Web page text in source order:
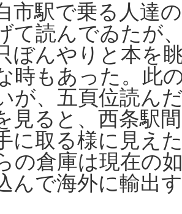
市駅で乗る人達
て読んでゐたが
ぼんやりと本を
時もあった。此
が、五頁位読ん
見ると、西条駅
に取る様に見え
の倉庫は現在の
んで海外に輸出